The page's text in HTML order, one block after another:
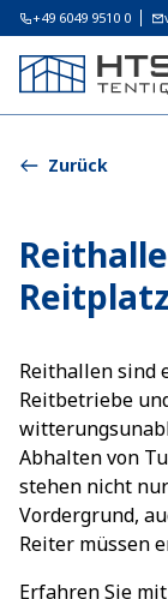
+49 6049 9510 0
Zurück
Reithallen sind
Reitbetriebe
Abhalten von
stehen nicht
Vordergrund,
Reiter müssen
Erfahren Sie